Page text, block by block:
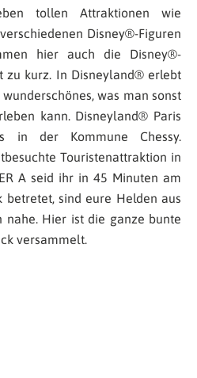
tollen Attraktionen wie
Disney®-Figuren
hier auch die Disney®-
zu kurz. In Disneyland® erlebt
was man sonst
kann. Disneyland® Paris
in der Kommune Chessy.
Touristenattraktion in
A seid ihr in 45 Minuten am
betretet, sind eure Helden aus
nahe. Hier ist die ganze bunte
versammelt.